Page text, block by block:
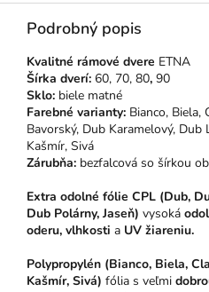
Podrobný popis
Kvalitné rámové dvere ETNA
Šírka dverí: 60, 70, 80, 90
Sklo: biele matné
Farebné varianty: Bianco, Biela,
Bavorský, Dub Karamelový, Dub
Kašmír, Sivá
Zárubňa: bezfalcová so šírkou
Extra odolné fólie CPL (Dub,
Dub Polárny, Jaseň) vysoká
oderu, vlhkosti a UV žiareniu.
Polypropylén (Bianco, Biela,
Kašmír, Sivá) fólia s veľmi